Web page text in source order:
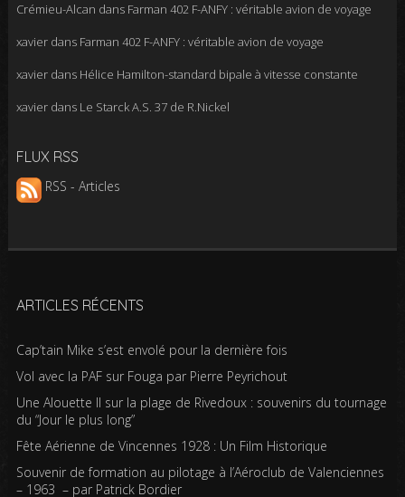
Crémieu-Alcan dans Farman 402 F-ANFY : véritable avion de voyage
xavierdans Farman 402 F-ANFY : véritable avion de voyage
xavierdans Hélice Hamilton-standard bipale à vitesse constante
xavierdans Le Starck A.S. 37 de R.Nickel
FLUX RSS
RSS - Articles
ARTICLES RÉCENTS
Cap’tain Mike s’est envolé pour la dernière fois
Vol avec la PAF sur Fouga par Pierre Peyrichout
Une Alouette II sur la plage de Rivedoux : souvenirs du tournage
du “Jour le plus long”
Fête Aérienne de Vincennes 1928 : Un Film Historique
Souvenir de formation au pilotage à l’Aéroclub de Valenciennes
– 1963 – par Patrick Bordier